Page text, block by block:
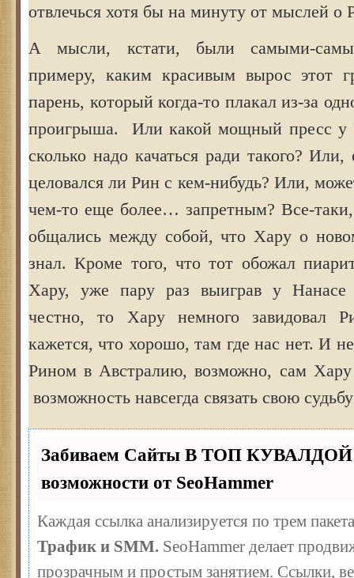
отвлечься хотя бы на минуту от мыслей о
А мысли, кстати, были самыми-
примеру, каким красивым вырос этот
парень, который когда-то плакал из-за
проигрыша. Или какой мощный пресс у
сколько надо качаться ради такого?
целовался ли Рин с кем-нибудь? Или,
чем-то еще более… запретным? Все-
общались между собой, что Хару о
знал. Кроме того, что тот обожал
Хару, уже пару раз выиграв у
честно, то Хару немного завидовал
кажется, что хорошо, там где нас нет. И
Рином в Австралию, возможно, сам
возможность навсегда связать свою
Забиваем Сайты В ТОП КУВАЛДОЙ
возможности от SeoHammer
Каждая ссылка анализируется по трем
Трафик и SMM. SeoHammer делает
прозрачным и простым занятием. Ссылки,